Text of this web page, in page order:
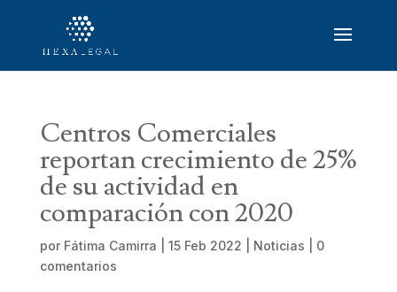
Centros Comerciales
reportan crecimiento de 25%
de su actividad en
comparación con 2020
por Fátima Camirra 15 Feb 2022 Noticias
0
comentarios